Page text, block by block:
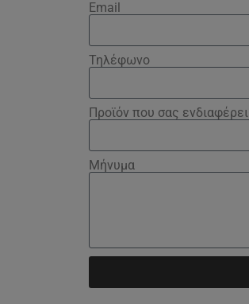
Email
Τηλέφωνο
Προϊόν που σας ενδιαφέρει
Μήνυμα